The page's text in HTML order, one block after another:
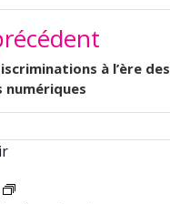
à l’ère des